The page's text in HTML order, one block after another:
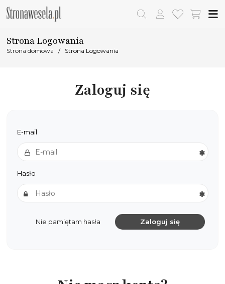
Strona Logowania
Strona domowa Strona Logowania
Zaloguj się
E-mail
Hasło
Nie pamiętam hasła Zaloguj się